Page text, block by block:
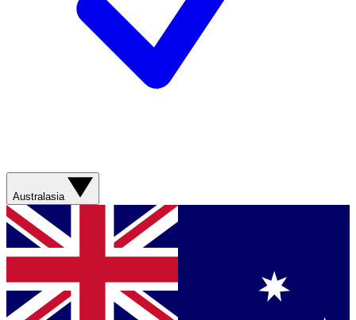
Australasia